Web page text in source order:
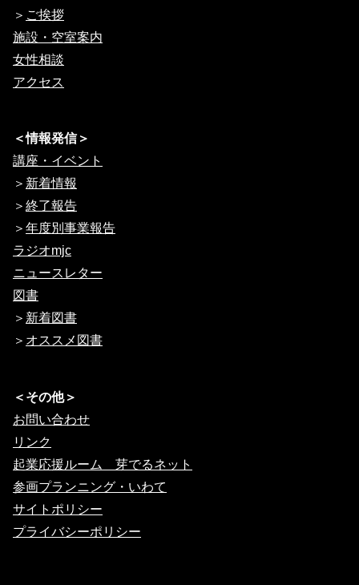
＞ ご挨拶
施設・空室案内
女性相談
アクセス
＜情報発信＞
講座・イベント
＞ 新着情報
＞ 終了報告
＞ 年度別事業報告
ラジオmjc
ニュースレター
図書
＞ 新着図書
＞ オススメ図書
＜その他＞
お問い合わせ
リンク
起業応援ルーム 芽でるネット
参画プランニング・いわて
サイトポリシー
プライバシーポリシー